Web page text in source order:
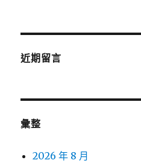
近期留言
彙整
2026 年 8 月